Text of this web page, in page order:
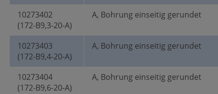
10273402
(172-B9,3-20-A)
A, Bohrung einseitig gerundet
10273403
(172-B9,4-20-A)
A, Bohrung einseitig gerundet
10273404
(172-B9,6-20-A)
A, Bohrung einseitig gerundet